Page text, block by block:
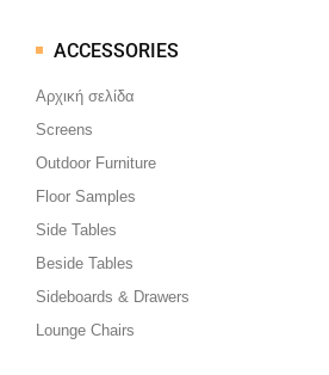
Μεταπηδήστε
στο
περιεχόμενο
ACCESSORIES
Αρχική σελίδα
Screens
Outdoor Furniture
Floor Samples
Side Tables
Beside Tables
Sideboards & Drawers
Lounge Chairs